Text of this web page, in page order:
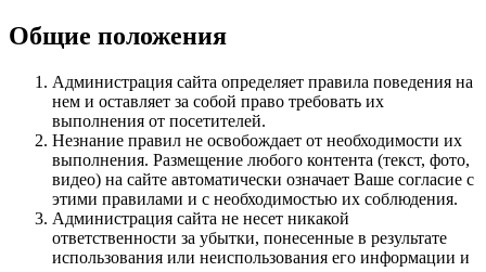
Общие положения
Администрация сайта определяет правила поведения на
нем и оставляет за собой право требовать их
выполнения от посетителей.
Незнание правил не освобождает от необходимости их
выполнения. Размещение любого контента (текст, фото,
видео) на сайте автоматически означает Ваше согласие с
этими правилами и с необходимостью их соблюдения.
Администрация сайта не несет никакой
ответственности за убытки, понесенные в результате
использования или неиспользования его информации и